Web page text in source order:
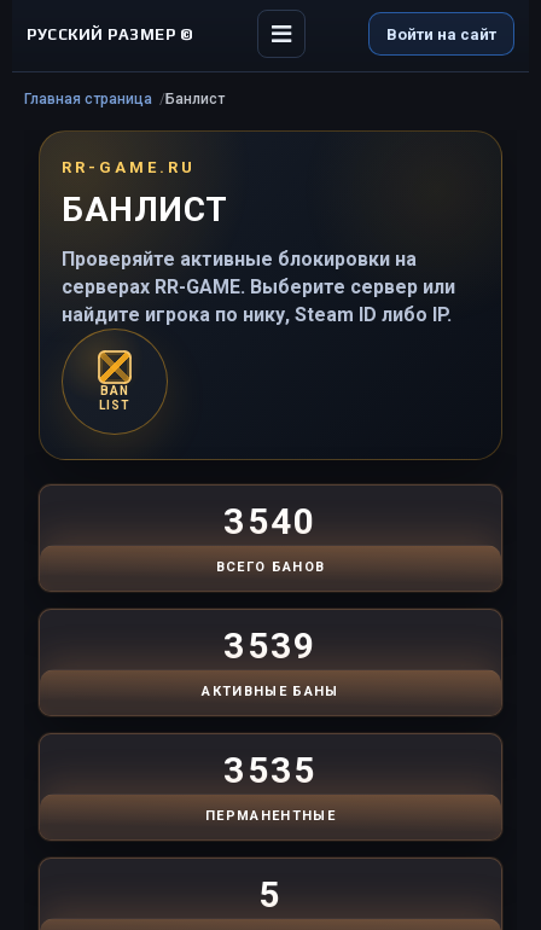
РУССКИЙ РАЗМЕР © Войти на сайт
Главная страница Банлист
RR-GAME.RU
БАНЛИСТ
Проверяйте активные блокировки на
серверах RR-GAME. Выберите сервер или
найдите игрока по нику, Steam ID либо IP.
BAN
LIST
3540
ВСЕГО БАНОВ
3539
АКТИВНЫЕ БАНЫ
3535
ПЕРМАНЕНТНЫЕ
5